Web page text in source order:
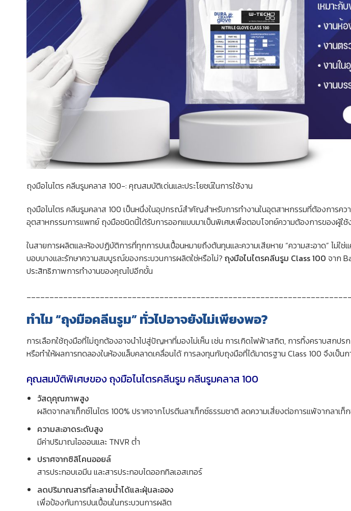
ถุงมือไนไตร คลีนรูมคลาส 100-: คุณสมบัติเด่นและประโยชน์ในการใช้งาน
ถุงมือไนไตร คลีนรูมคลาส 100 เป็นหนึ่งในอุปกรณ์สำคัญสำหรับการทำงานในอุตสาหกรรมที่ต้องการค
อุตสาหกรรมการแพทย์ ถุงมือชนิดนี้ได้รับการออกแบบมาเป็นพิเศษเพื่อตอบโจทย์ความต้องการของผู้ใ
ในสายการผลิตและห้องปฏิบัติการที่ทุกการปนเปื้อนหมายถึงต้นทุนและความเสียหาย “ความสะอาด” ไ
บอบบางและรักษาความสมบูรณ์ของกระบวนการผลิตใช่หรือไม่? ถุงมือไนไตรคลีนรูม Class 100 จาก
ประสิทธิภาพการทำงานของคุณไปอีกขั้น
ทำไม “ถุงมือคลีนรูม” ทั่วไปอาจยังไม่เพียงพอ?
การเลือกใช้ถุงมือที่ไม่ถูกต้องอาจนำไปสู่ปัญหาที่มองไม่เห็น เช่น การเกิดไฟฟ้าสถิต, การทิ้งคราบสก
หรือทำให้ผลการทดลองในห้องแล็บคลาดเคลื่อนได้ การลงทุนกับถุงมือที่ได้มาตรฐาน Class 100 จึงเป็
คุณสมบัติพิเศษของ ถุงมือไนไตรคลีนรูม คลีนรูมคลาส 100
วัสดุคุณภาพสูง
ผลิตจากลาเท็กซ์ไนไตร 100% ปราศจากโปรตีนลาเท็กซ์ธรรมชาติ ลดความเสี่ยงต่อการแพ้จากลาเท็
ความสะอาดระดับสูง
มีค่าปริมาณไอออนและ TNVR ต่ำ
ปราศจากซิลิโคนออยล์
สารประกอบเอมีน และสารประกอบไดออกทิลเอสเทอร์
ลดปริมาณสารที่ละลายน้ำได้และฝุ่นละออง
เพื่อป้องกันการปนเปื้อนในกระบวนการผลิต